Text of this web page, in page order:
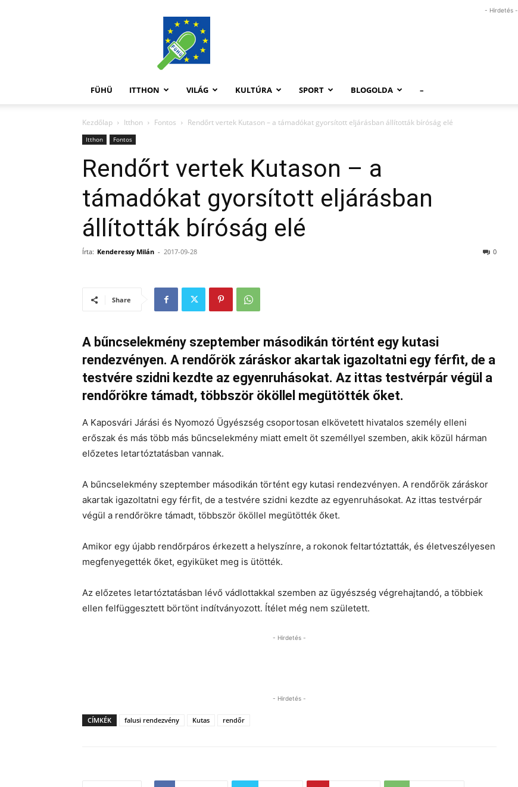
FüHü
- Hirdetés -
FÜHÜ ITTHON VILÁG KULTÚRA SPORT BLOGOLDA –
Kezdőlap Itthon Fontos Rendőrt vertek Kutason – a támadókat gyorsított eljárásban állították bíróság elé
Itthon Fontos
Rendőrt vertek Kutason – a
támadókat gyorsított eljárásban
állították bíróság elé
Írta: Kenderessy Milán - 2017-09-28 0
Share
A bűncselekmény szeptember másodikán történt egy kutasi
rendezvényen. A rendőrök záráskor akartak igazoltatni egy férfit, de a
testvére szidni kezdte az egyenruhásokat. Az ittas testvérpár végül a
rendőrökre támadt, többször ököllel megütötték őket.
A Kaposvári Járási és Nyomozó Ügyészség csoportosan elkövetett hivatalos személy elleni
erőszak és más több más bűncselekmény miatt emelt öt személlyel szemben, akik közül hárman
előzetes letartóztatásban vannak.
A bűncselekmény szeptember másodikán történt egy kutasi rendezvényen. A rendőrök záráskor
akartak igazoltatni egy férfit, de a testvére szidni kezdte az egyenruhásokat. Az ittas testvérpár
végül a rendőrökre támadt, többször ököllel megütötték őket.
Amikor egy újabb rendőrpáros érkezett a helyszínre, a rokonok feltartóztatták, és életveszélyesen
megfenyegették őket, egyiküket meg is ütötték.
Az előzetes letartóztatásban lévő vádlottakkal szemben az ügyészség végrehajtandó, a többiek
ellen felfüggesztett börtönt indítványozott. Ítélet még nem született.
- Hirdetés -
- Hirdetés -
CÍMKÉK falusi rendezvény Kutas rendőr